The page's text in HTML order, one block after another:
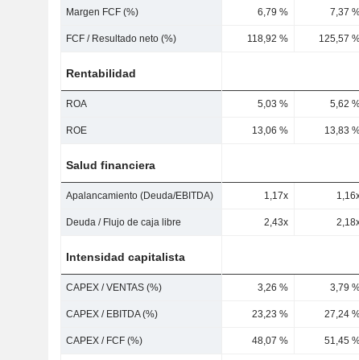
Margen FCF (%) 6,79 % 7,37
FCF / Resultado neto (%) 118,92 % 125,57
Rentabilidad
ROA 5,03 % 5,62
ROE 13,06 % 13,83
Salud financiera
Apalancamiento (Deuda/EBITDA) 1,17x
Deuda / Flujo de caja libre 2,43x
Intensidad capitalista
CAPEX / VENTAS (%) 3,26 % 3,79
CAPEX / EBITDA (%) 23,23 % 27,24
CAPEX / FCF (%) 48,07 % 51,45